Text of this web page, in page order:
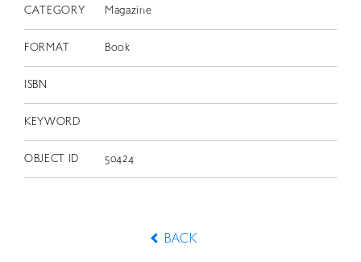
CATEGORY Magazine
FORMAT Book
ISBN
KEYWORD
OBJECT ID 50424
BACK